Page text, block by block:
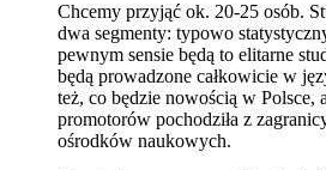
Chcemy przyjąć ok. 20-25 osób.
dwa segmenty: typowo
pewnym sensie będą to elitarne
będą prowadzone całkowicie w
też, co będzie nowością w Polsce,
promotorów pochodziła z
ośrodków naukowych.